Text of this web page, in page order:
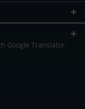
Google Translator.